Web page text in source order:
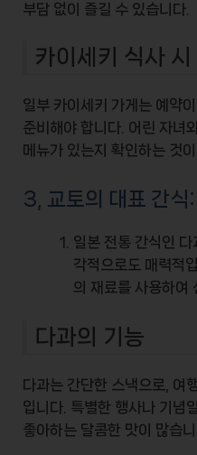
부담 없이 즐길 수 있습니다.
카이세키 식사
일부 카이세키 가게는 예약
준비해야 합니다. 어린 자녀
메뉴가 있는지 확인하는 것
3, 교토의 대표 간
일본 전통 간식인 다
각적으로도 매력적
의 재료를 사용하여
다과의 기능
다과는 간단한 스낵으로, 여
입니다. 특별한 행사나 기념
좋아하는 달콤한 맛이 많습니